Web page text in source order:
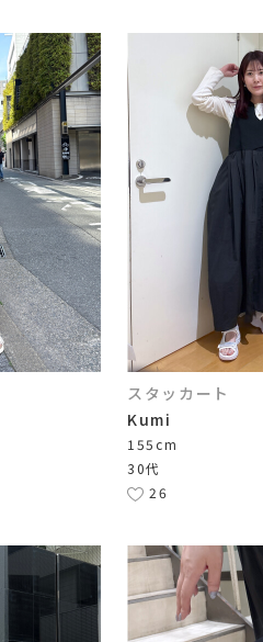
スタッカート
Kumi
155cm
30代
26